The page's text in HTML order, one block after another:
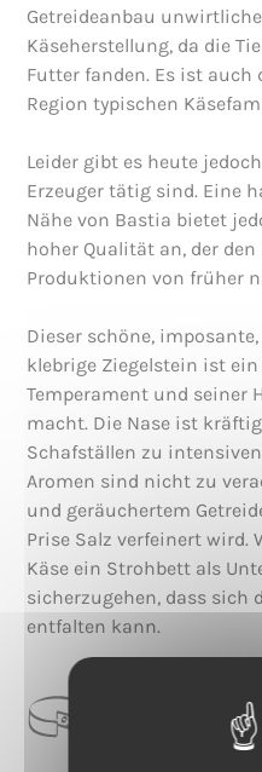
Getreideanbau
Käseherstellung, da die
Futter fanden. Es ist auch
Region typischen
Leider gibt es heute
Erzeuger tätig sind. Eine
Nähe von Bastia bietet
hoher Qualität an, der
Produktionen von früher
Dieser schöne,
klebrige Ziegelstein ist ein
Temperament und seiner
macht. Die Nase ist
Schafställen zu
Aromen sind nicht zu
und geräuchertem
Prise Salz verfeinert wird.
Käse ein Strohbett als
sicherzugehen, dass sich
entfalten kann.
Gewaschene